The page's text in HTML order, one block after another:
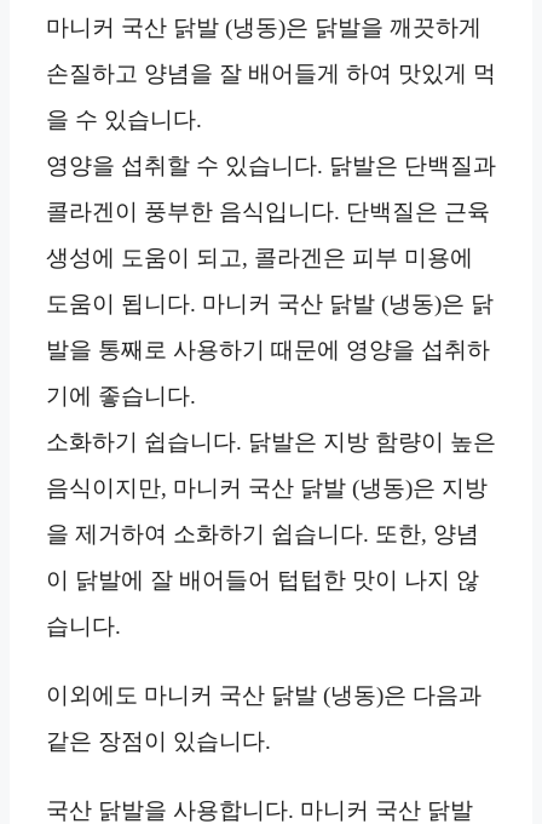
마니커 국산 닭발 (냉동)은 닭발을 깨끗하게
손질하고 양념을 잘 배어들게 하여 맛있게 먹
을 수 있습니다.
영양을 섭취할 수 있습니다. 닭발은 단백질과
콜라겐이 풍부한 음식입니다. 단백질은 근육
생성에 도움이 되고, 콜라겐은 피부 미용에
도움이 됩니다. 마니커 국산 닭발 (냉동)은 닭
발을 통째로 사용하기 때문에 영양을 섭취하
기에 좋습니다.
소화하기 쉽습니다. 닭발은 지방 함량이 높은
음식이지만, 마니커 국산 닭발 (냉동)은 지방
을 제거하여 소화하기 쉽습니다. 또한, 양념
이 닭발에 잘 배어들어 텁텁한 맛이 나지 않
습니다.
이외에도 마니커 국산 닭발 (냉동)은 다음과
같은 장점이 있습니다.
국산 닭발을 사용합니다. 마니커 국산 닭발